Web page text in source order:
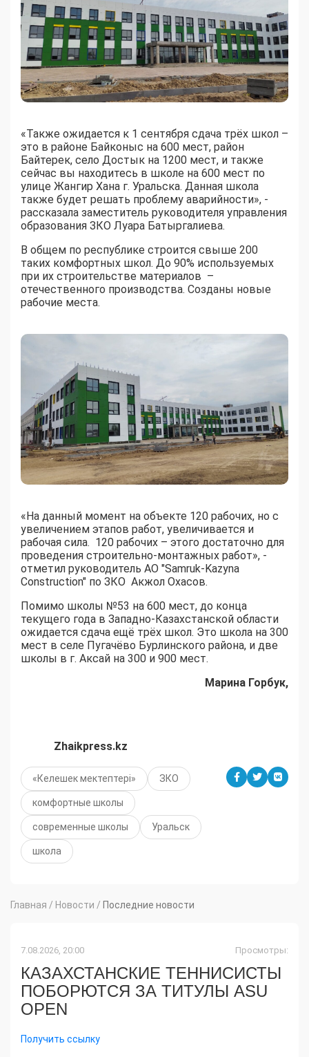
«Также ожидается к 1 сентября сдача трёх школ –
это в районе Байконыс на 600 мест, район
Байтерек, село Достык на 1200 мест, и также
сейчас вы находитесь в школе на 600 мест по
улице Жангир Хана г. Уральска. Данная школа
также будет решать проблему аварийности», -
рассказала заместитель руководителя управления
образования ЗКО Луара Батыргалиева.
В общем по республике строится свыше 200
таких комфортных школ. До 90% используемых
при их строительстве материалов –
отечественного производства. Созданы новые
рабочие места.
«На данный момент на объекте 120 рабочих, но с
увеличением этапов работ, увеличивается и
рабочая сила. 120 рабочих – этого достаточно для
проведения строительно-монтажных работ», -
отметил руководитель АО "Samruk-Kazyna
Construction" по ЗКО Акжол Охасов.
Помимо школы №53 на 600 мест, до конца
текущего года в Западно-Казахстанской области
ожидается сдача ещё трёх школ. Это школа на 300
мест в селе Пугачёво Бурлинского района, и две
школы в г. Аксай на 300 и 900 мест.
Марина Горбук,
Zhaikpress.kz
«Келешек мектептері» ЗКО
комфортные школы
современные школы Уральск
школа
Главная / Новости / Последние новости
7.08.2026, 20:00 Просмотры:
КАЗАХСТАНСКИЕ ТЕННИСИСТЫ
ПОБОРЮТСЯ ЗА ТИТУЛЫ ASU
OPEN
Получить ссылку